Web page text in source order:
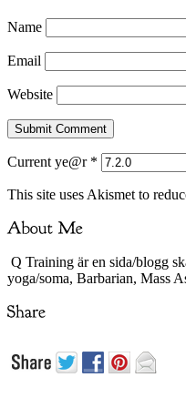
Name
Email
Website
Current ye@r *
This site uses Akismet to
Q Training är en sida/blogg
yoga/soma, Barbarian, Mass